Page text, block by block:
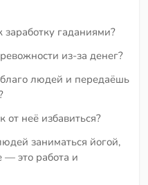
заработку гаданиями?
из-за денег?
людей и передаёшь
от неё избавиться?
заниматься йогой,
— это работа и